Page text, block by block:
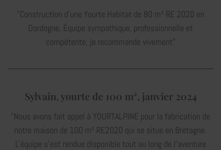
"Construction d'une Yourte Habitat de 80 m² RE 2020 en
Dordogne, Équipe sympathique, professionnelle et
compétente, je recommande vivement"
Sylvain, yourte de 100 m², janvier 2024
"Nous avons fait appel à YOURTALPINE pour la fabrication de
notre maison de 100 m² RE2020 qui se situe en Bretagne.
L'équipe s'est rendue disponible tout au long de l'aventure